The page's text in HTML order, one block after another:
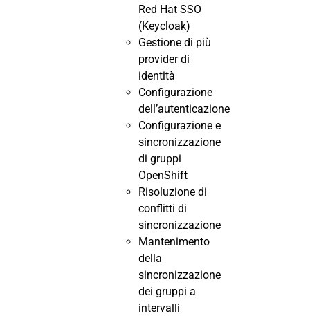
Red Hat SSO
(Keycloak)
Gestione di più
provider di
identità
Configurazione
dell’autenticazione
Configurazione e
sincronizzazione
di gruppi
OpenShift
Risoluzione di
conflitti di
sincronizzazione
Mantenimento
della
sincronizzazione
dei gruppi a
intervalli